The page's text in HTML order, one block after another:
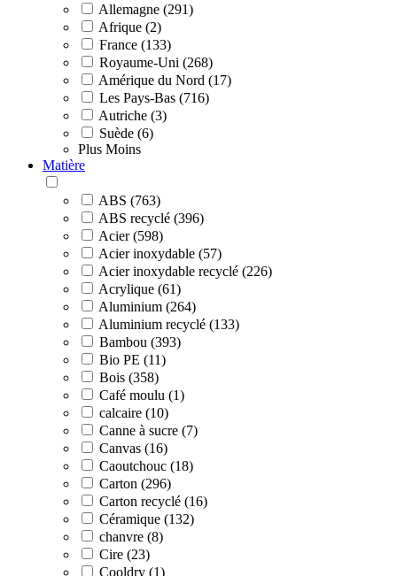
Allemagne (291)
Afrique (2)
France (133)
Royaume-Uni (268)
Amérique du Nord (17)
Les Pays-Bas (716)
Autriche (3)
Suède (6)
Plus Moins
Matière
ABS (763)
ABS recyclé (396)
Acier (598)
Acier inoxydable (57)
Acier inoxydable recyclé (226)
Acrylique (61)
Aluminium (264)
Aluminium recyclé (133)
Bambou (393)
Bio PE (11)
Bois (358)
Café moulu (1)
calcaire (10)
Canne à sucre (7)
Canvas (16)
Caoutchouc (18)
Carton (296)
Carton recyclé (16)
Céramique (132)
chanvre (8)
Cire (23)
Cooldry (1)